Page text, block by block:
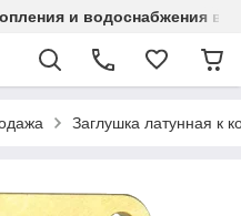
и водоснабжения в
Заглушка латунная к